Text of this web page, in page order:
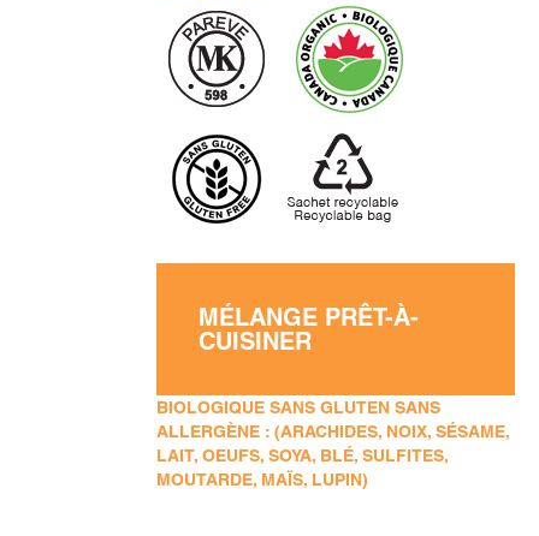
MÉLANGE PRÊT-À-
CUISINER
BIOLOGIQUE SANS GLUTEN SANS
ALLERGÈNE : (ARACHIDES, NOIX, SÉSAME,
LAIT, OEUFS, SOYA, BLÉ, SULFITES,
MOUTARDE, MAÏS, LUPIN)